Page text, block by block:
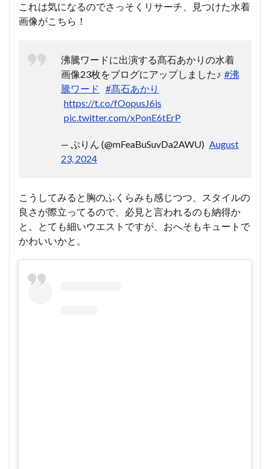
これは気になるのでさっそくリサーチ、見つけた水着
画像がこちら！
沸騰ワードに出演する髙石あかりの水着
画像23枚をブログにアップしました♪ #沸
騰ワード
#髙石あかり
https://t.co/fOopusJ6is
pic.twitter.com/xPonE6tErP
— ぷりん (@mFeaBuSuvDa2AWU) August
23, 2024
こうしてみると胸のふくらみも感じつつ、スタイルの
良さが際立ってるので、必見と言われるのも納得か
と。とても細いウエストですが、おへそもキュートで
かわいいかと。